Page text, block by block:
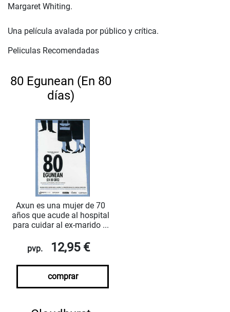
Margaret Whiting.
Una película avalada por público y crítica.
Peliculas Recomendadas
80 Egunean (En 80
días)
Axun es una mujer de 70
años que acude al hospital
para cuidar al ex-marido ...
pvp. 12,95 €
comprar